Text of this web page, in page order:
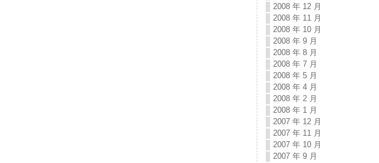
2008 年 12 月
2008 年 11 月
2008 年 10 月
2008 年 9 月
2008 年 8 月
2008 年 7 月
2008 年 5 月
2008 年 4 月
2008 年 2 月
2008 年 1 月
2007 年 12 月
2007 年 11 月
2007 年 10 月
2007 年 9 月